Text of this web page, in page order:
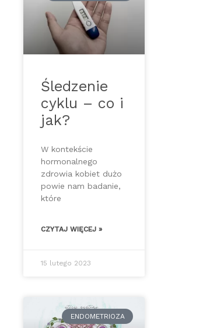
Śledzenie
cyklu – co i
jak?
W kontekście
hormonalnego
zdrowia kobiet dużo
powie nam badanie,
które
CZYTAJ WIĘCEJ »
15 lutego 2023
ENDOMETRIOZA